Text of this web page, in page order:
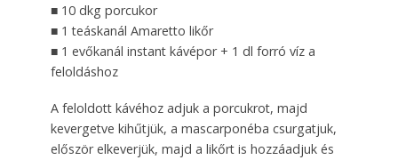
■ 10 dkg porcukor
■ 1 teáskanál Amaretto likőr
■ 1 evőkanál instant kávépor + 1 dl forró víz a
feloldáshoz
A feloldott kávéhoz adjuk a porcukrot, majd
kevergetve kihűtjük, a mascarponéba csurgatjuk,
először elkeverjük, majd a likőrt is hozzáadjuk és